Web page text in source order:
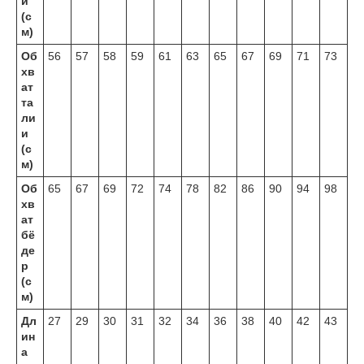
(с
м)
Об
хв
ат
та
ли
и
(с
м)
56 57 58 59 61 63 65 67 69 71 73
Об
хв
ат
бё
де
р
(с
м)
65 67 69 72 74 78 82 86 90 94 98
Дл
ин
а
27 29 30 31 32 34 36 38 40 42 43